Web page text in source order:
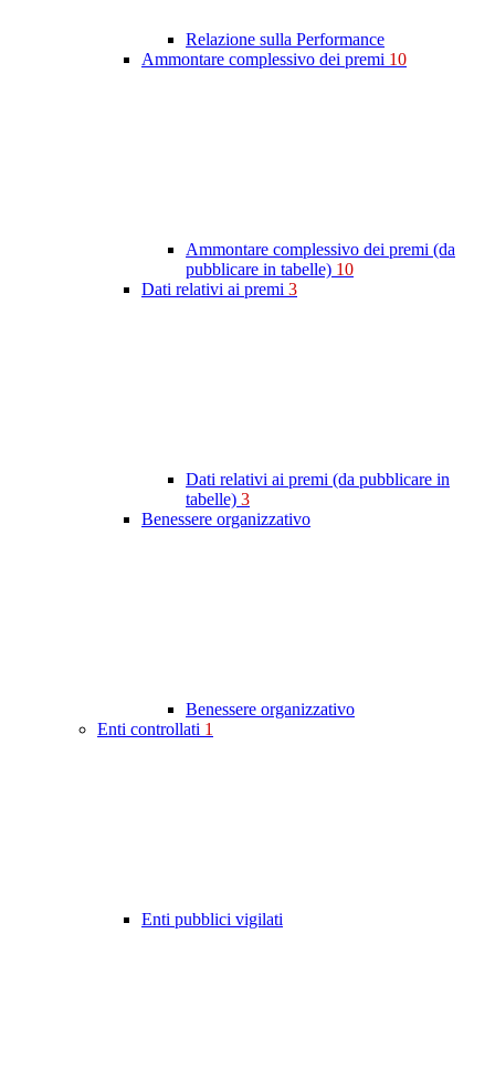
Relazione sulla Performance
Ammontare complessivo dei premi 10
Ammontare complessivo dei premi (da
pubblicare in tabelle) 10
Dati relativi ai premi 3
Dati relativi ai premi (da pubblicare in
tabelle) 3
Benessere organizzativo
Benessere organizzativo
Enti controllati 1
Enti pubblici vigilati